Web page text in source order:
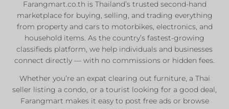
Private Sellers
Real Estate Agents
Sale & Rent
List Now
Farangmart.co.th is Thailand’s trusted second-hand
marketplace for buying, selling, and trading everything
from property and cars to motorbikes, electronics, and
household items. As the country’s fastest-growing
classifieds platform, we help individuals and businesses
connect directly — with no commissions or hidden fees.
Whether you’re an expat clearing out furniture, a Thai
seller listing a condo, or a tourist looking for a good deal,
Farangmart makes it easy to post free ads or browse